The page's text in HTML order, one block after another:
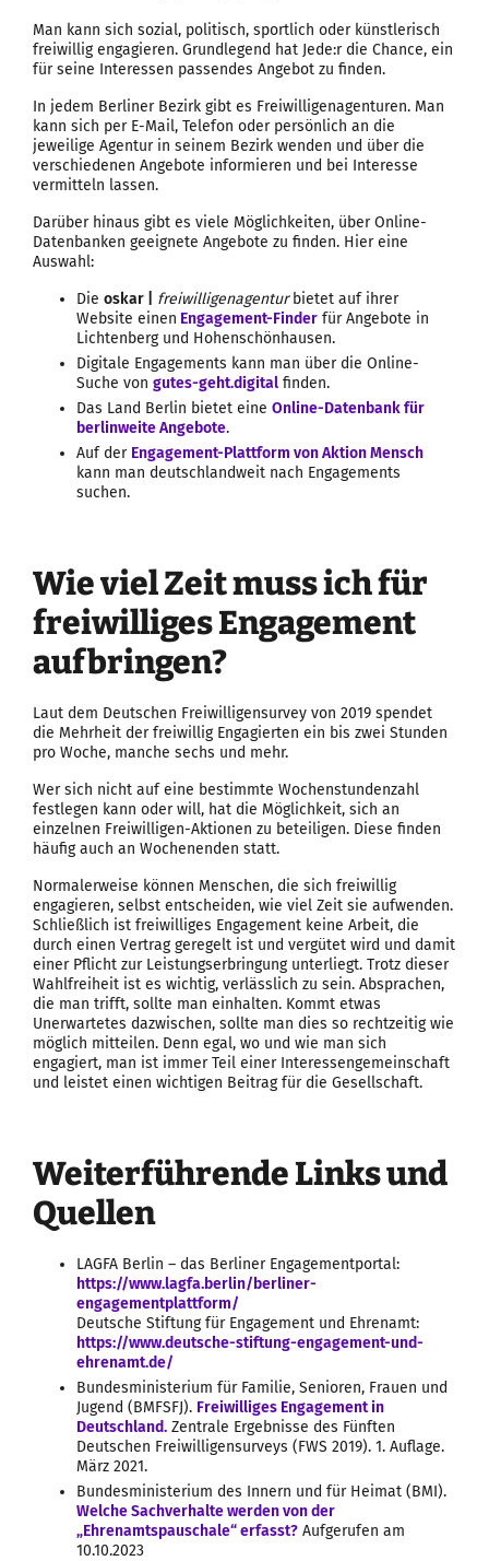
Man kann sich sozial, politisch, sportlich oder künstlerisch
freiwillig engagieren. Grundlegend hat Jede:r die Chance, ein
für seine Interessen passendes Angebot zu finden.
In jedem Berliner Bezirk gibt es Freiwilligenagenturen. Man
kann sich per E-Mail, Telefon oder persönlich an die
jeweilige Agentur in seinem Bezirk wenden und über die
verschiedenen Angebote informieren und bei Interesse
vermitteln lassen.
Darüber hinaus gibt es viele Möglichkeiten, über Online-
Datenbanken geeignete Angebote zu finden. Hier eine
Auswahl:
Die oskar | freiwilligenagenturbietet auf ihrer
Website einen Engagement-Finder für Angebote in
Lichtenberg und Hohenschönhausen.
Digitale Engagements kann man über die Online-
Suche von gutes-geht.digital finden.
Das Land Berlin bietet eine Online-Datenbank für
berlinweite Angebote.
Auf der Engagement-Plattform von Aktion Mensch
kann man deutschlandweit nach Engagements
suchen.
Wie viel Zeit muss ich für
freiwilliges Engagement
aufbringen?
Laut dem Deutschen Freiwilligensurvey von 2019 spendet
die Mehrheit der freiwillig Engagierten ein bis zwei Stunden
pro Woche, manche sechs und mehr.
Wer sich nicht auf eine bestimmte Wochenstundenzahl
festlegen kann oder will, hat die Möglichkeit, sich an
einzelnen Freiwilligen-Aktionen zu beteiligen. Diese finden
häufig auch an Wochenenden statt.
Normalerweise können Menschen, die sich freiwillig
engagieren, selbst entscheiden, wie viel Zeit sie aufwenden.
Schließlich ist freiwilliges Engagement keine Arbeit, die
durch einen Vertrag geregelt ist und vergütet wird und damit
einer Pflicht zur Leistungserbringung unterliegt. Trotz dieser
Wahlfreiheit ist es wichtig, verlässlich zu sein. Absprachen,
die man trifft, sollte man einhalten. Kommt etwas
Unerwartetes dazwischen, sollte man dies so rechtzeitig wie
möglich mitteilen. Denn egal, wo und wie man sich
engagiert, man ist immer Teil einer Interessengemeinschaft
und leistet einen wichtigen Beitrag für die Gesellschaft.
Weiterführende Links und
Quellen
LAGFA Berlin – das Berliner Engagementportal:
https://www.lagfa.berlin/berliner-
engagementplattform/
Deutsche Stiftung für Engagement und Ehrenamt:
https://www.deutsche-stiftung-engagement-und-
ehrenamt.de/
Bundesministerium für Familie, Senioren, Frauen und
Jugend (BMFSFJ). Freiwilliges Engagement in
Deutschland. Zentrale Ergebnisse des Fünften
Deutschen Freiwilligensurveys (FWS 2019). 1. Auflage.
März 2021.
Bundesministerium des Innern und für Heimat (BMI).
Welche Sachverhalte werden von der
„Ehrenamtspauschale“ erfasst? Aufgerufen am
10.10.2023